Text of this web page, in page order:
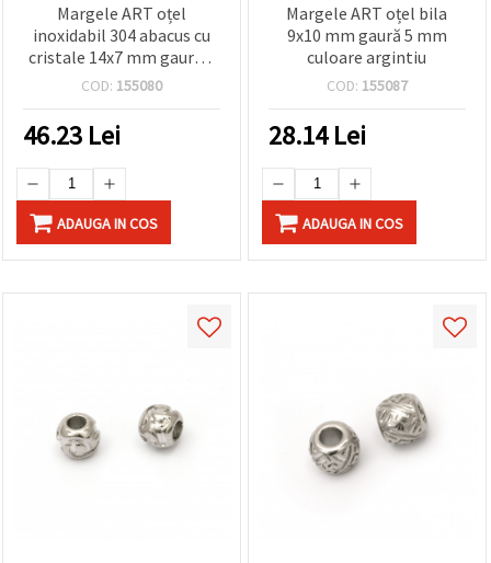
Margele ART oțel
inoxidabil 304 abacus cu
cristale 14x7 mm gaura 5
mm culoare argintiu
COD: 155080
46.23 Lei
ADAUGA IN COS
Margele ART oțel bila
9x10 mm gaură 5 mm
culoare argintiu
COD: 155087
28.14Lei
ADAUGA IN COS